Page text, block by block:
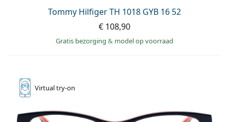
Tommy Hilfiger TH 1018 GYB 16 52
€ 108,90
Gratis bezorging & model op voorraad
Virtualtry-on